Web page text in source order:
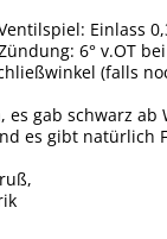
Einlass
6° v.OT
(falls
es gab schwarz
es gibt natürlich